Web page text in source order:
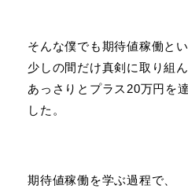
そんな僕でも期待値稼働と
少しの間だけ真剣に取り組ん
あっさりとプラス20万円を
した。
期待値稼働を学ぶ過程で、